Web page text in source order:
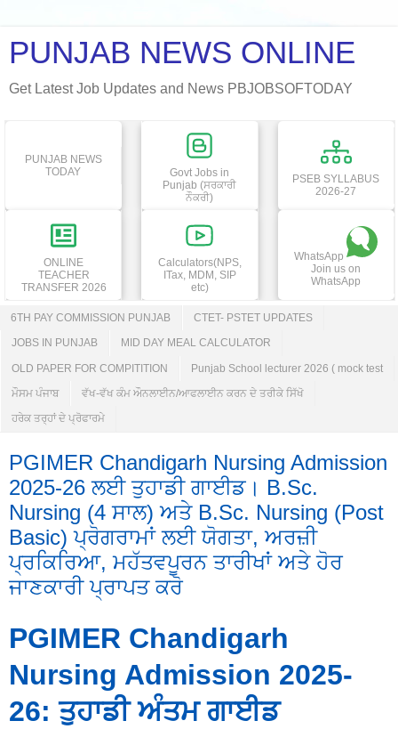
PUNJAB NEWS ONLINE
Get Latest Job Updates and News PBJOBSOFTODAY
PUNJAB NEWS
TODAY
Govt Jobs in
Punjab (ਸਰਕਾਰੀ
ਨੌਕਰੀ)
PSEB SYLLABUS
2026-27
ONLINE
TEACHER
TRANSFER 2026
Calculators(NPS,
ITax, MDM, SIP
etc)
WhatsApp
Join us on
WhatsApp
6TH PAY COMMISSION PUNJAB CTET- PSTET UPDATES
JOBS IN PUNJAB MID DAY MEAL CALCULATOR
OLD PAPER FOR COMPITITION Punjab School lecturer 2026 ( mock test
ਮੌਸਮ ਪੰਜਾਬ ਵੱਖ-ਵੱਖ ਕੰਮ ਔਨਲਾਈਨ/ਆਫਲਾਈਨ ਕਰਨ ਦੇ ਤਰੀਕੇ ਸਿੱਖੋ
ਹਰੇਕ ਤਰ੍ਹਾਂ ਦੇ ਪ੍ਰੋਫਾਰਮੇ
PGIMER Chandigarh Nursing Admission
2025-26 ਲਈ ਤੁਹਾਡੀ ਗਾਈਡ। B.Sc.
Nursing (4 ਸਾਲ) ਅਤੇ B.Sc. Nursing (Post
Basic) ਪ੍ਰੋਗਰਾਮਾਂ ਲਈ ਯੋਗਤਾ, ਅਰਜ਼ੀ
ਪ੍ਰਕਿਰਿਆ, ਮਹੱਤਵਪੂਰਨ ਤਾਰੀਖਾਂ ਅਤੇ ਹੋਰ
ਜਾਣਕਾਰੀ ਪ੍ਰਾਪਤ ਕਰੋ
PGIMER Chandigarh
Nursing Admission 2025-
26: ਤੁਹਾਡੀ ਅੰਤਮ ਗਾਈਡ